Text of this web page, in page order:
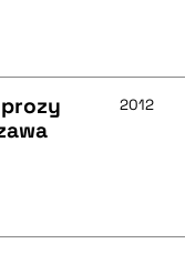
2012